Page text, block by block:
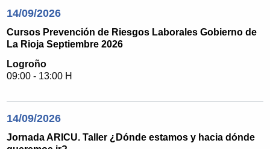
14/09/2026
Cursos Prevención de Riesgos Laborales Gobierno de
La Rioja Septiembre 2026
Logroño
09:00 - 13:00 H
14/09/2026
Jornada ARICU. Taller ¿Dónde estamos y hacia dónde